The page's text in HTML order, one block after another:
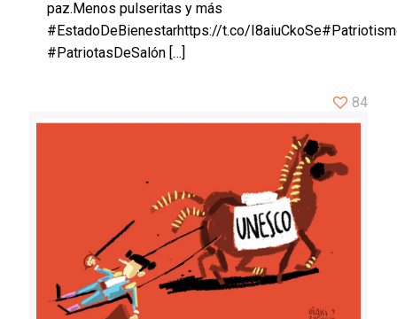
paz.Menos pulseritas y más
#EstadoDeBienestarhttps://t.co/
#PatriotasDeSalón […]
84